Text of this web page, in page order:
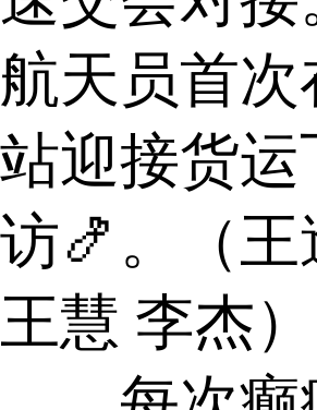
航天员首次
站迎接货运
访🍤。（王
王慧 李杰）